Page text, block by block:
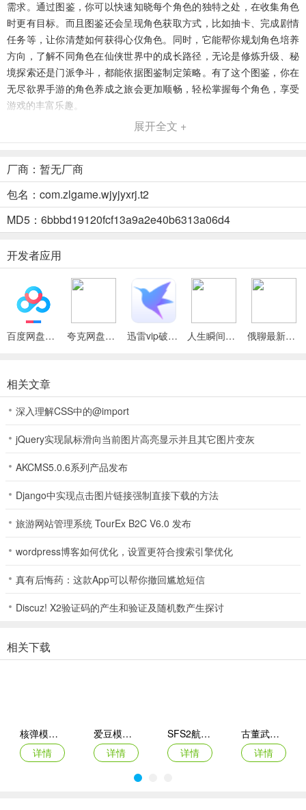
需求。通过图鉴，你可以快速知晓每个角色的独特之处，在收集角色
时更有目标。而且图鉴还会呈现角色获取方式，比如抽卡、完成剧情
任务等，让你清楚如何获得心仪角色。同时，它能帮你规划角色培养
方向，了解不同角色在仙侠世界中的成长路径，无论是修炼升级、秘
境探索还是门派争斗，都能依据图鉴制定策略。有了这个图鉴，你在
无尽欲界手游的角色养成之旅会更加顺畅，轻松掌握每个角色，享受
游戏的丰富乐趣。
无尽欲界(仙侠养成游戏)优势
各异女性角色，满足多样审美。
2. 丰厚福利与低门槛：新手福利丰厚，登录赠抽卡机会且有保底，降
低获取稀有角色门槛。
增强情感连接沉浸感。
4. 多元战斗与策略考验：策略回合制战斗，强调卡牌搭配等，实时
PVP与团队协作考验战术。
1、深度互动系统：支持与角色自由互动，提升好感解锁专属剧情、语
音及隐藏福利，增强情感沉浸感。
组合，支持实时PVP与团队协作。
3、个性化自定义：提供自由换装捏脸等丰富功能，可按喜好塑造角色
体验后宫养成乐趣。
5、放置挂机收益：设有放置挂机与离线收益系统，签到奖励和运营活
1. 游戏采用高清画质与精美3D建模，有多种风格女性角色，满足多样
审美。
3. 支持与角色自由互动，提升好感度可解锁专属剧情、语音及隐藏福
利。
4. 采用策略回合制战斗，强调卡牌搭配、职业克制与阵营组合，支持
展开全文 +
厂商：暂无厂商
包名：com.zlgame.wjyjyxrj.t2
MD5：6bbbd19120fcf13a9a2e40b6313a06d4
开发者应用
百度网盘绿色免安装Pc电脑版 夸克网盘官方正式版 迅雷vip破解版永久会员2024版 人生瞬间最新手机版 俄聊最新手机版
相关文章
深入理解CSS中的@import
jQuery实现鼠标滑向当前图片高亮显示并且其它图片变灰
AKCMS5.0.6系列产品发布
Django中实现点击图片链接强制直接下载的方法
旅游网站管理系统 TourEx B2C V6.0 发布
wordpress博客如何优化，设置更符合搜索引擎优化
真有后悔药：这款App可以帮你撤回尴尬短信
Discuz! X2验证码的产生和验证及随机数产生探讨
相关下载
核弹模拟器2
详情
爱豆模拟器最新版
详情
SFS2航天模拟器手机版
详情
古董武器模拟器
详情